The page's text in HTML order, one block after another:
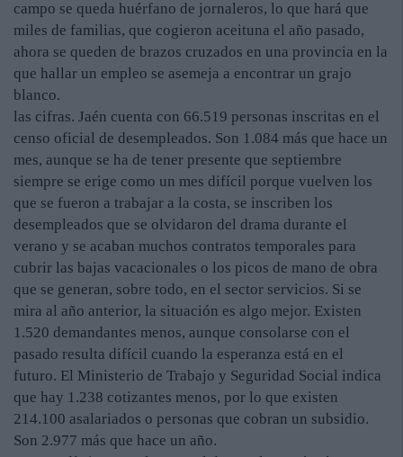
campo se queda huérfano de jornaleros, lo que hará que
miles de familias, que cogieron aceituna el año pasado,
ahora se queden de brazos cruzados en una provincia en la
que hallar un empleo se asemeja a encontrar un grajo
blanco.
las cifras. Jaén cuenta con 66.519 personas inscritas en el
censo oficial de desempleados. Son 1.084 más que hace un
mes, aunque se ha de tener presente que septiembre
siempre se erige como un mes difícil porque vuelven los
que se fueron a trabajar a la costa, se inscriben los
desempleados que se olvidaron del drama durante el
verano y se acaban muchos contratos temporales para
cubrir las bajas vacacionales o los picos de mano de obra
que se generan, sobre todo, en el sector servicios. Si se
mira al año anterior, la situación es algo mejor. Existen
1.520 demandantes menos, aunque consolarse con el
pasado resulta difícil cuando la esperanza está en el
futuro. El Ministerio de Trabajo y Seguridad Social indica
que hay 1.238 cotizantes menos, por lo que existen
214.100 asalariados o personas que cobran un subsidio.
Son 2.977 más que hace un año.